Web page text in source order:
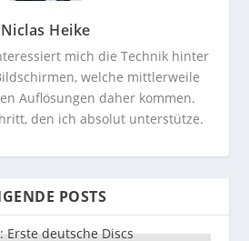
Niclas Heike
mich die Technik hinter
welche mittlerweile
Auflösungen daher kommen.
den ich absolut unterstütze.
POSTS